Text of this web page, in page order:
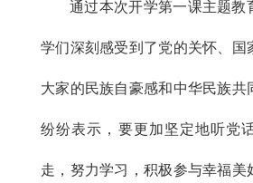
通过本次开学第一课主题教
学们深刻感受到了党的关怀、国
大家的民族自豪感和中华民族共
纷纷表示，要更加坚定地听党
走，努力学习，积极参与幸福美